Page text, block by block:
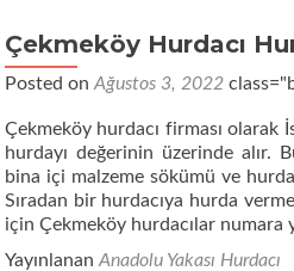
Çekmeköy Hurdacı
Posted on Ağustos 3, 2022
Çekmeköy hurdacı firması
hurdayı değerinin üzerinde alır.
bina içi malzeme sökümü ve hurda
Sıradan bir hurdacıya hurda
için Çekmeköy hurdacılar numara
Yayınlanan Anadolu Yakası Hurdacı